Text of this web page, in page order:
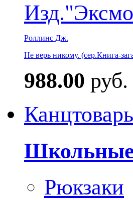
Роллинс Дж.
Не верь никому. (сер.Книга-
988.00 руб.
Школьные
Рюкзаки